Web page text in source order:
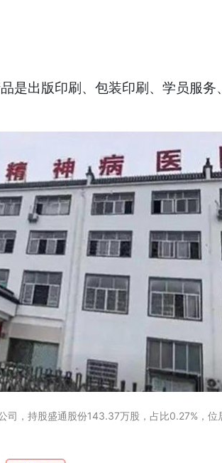
是出版印刷、包装印刷、学员服
，持股盛通股份143.37万股，占比0.27%，位